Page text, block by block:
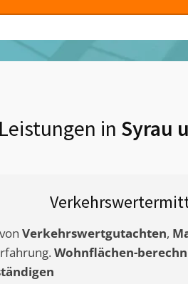
in Syrau
Verkehrswertgutachten,
Wohnflächen-